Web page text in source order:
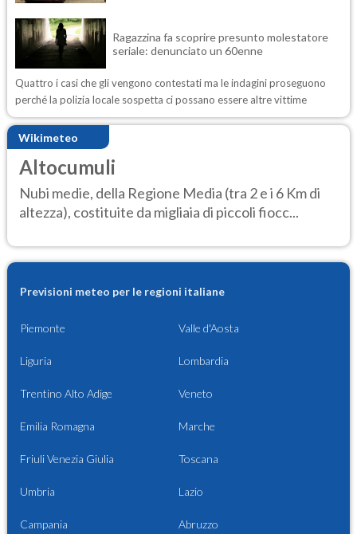
Ragazzina fa scoprire presunto molestatore
seriale: denunciato un 60enne
Quattro i casi che gli vengono contestati ma le indagini proseguono
perché la polizia locale sospetta ci possano essere altre vittime
Wikimeteo
Altocumuli
Nubi medie, della Regione Media (tra 2 e i 6 Km di
altezza), costituite da migliaia di piccoli fiocc...
Previsioni meteo per le regioni italiane
Piemonte Valle d'Aosta
Liguria Lombardia
Trentino Alto Adige Veneto
Emilia Romagna Marche
Friuli Venezia Giulia Toscana
Umbria Lazio
Campania Abruzzo